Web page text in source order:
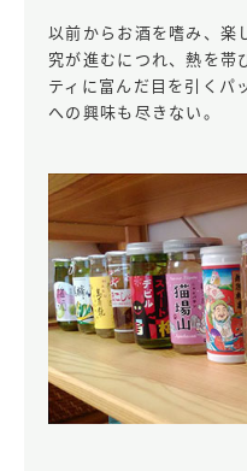
以前からお酒を嗜み、楽
究が進むにつれ、熱を帯
ティに富んだ目を引くパ
への興味も尽きない。